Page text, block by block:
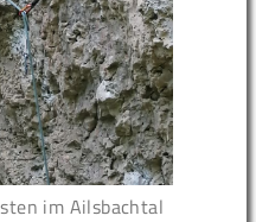
im Ailsbachtal